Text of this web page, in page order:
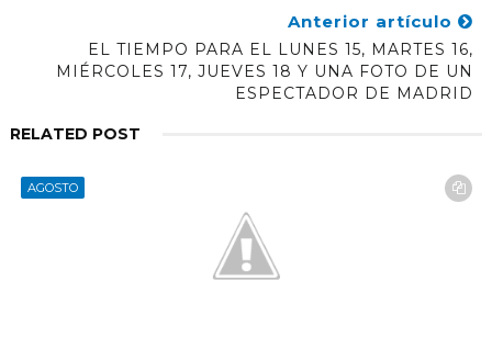
Anterior artículo
EL TIEMPO PARA EL LUNES 15, MARTES 16,
MIÉRCOLES 17, JUEVES 18 Y UNA FOTO DE UN
ESPECTADOR DE MADRID
RELATED POST
AGOSTO